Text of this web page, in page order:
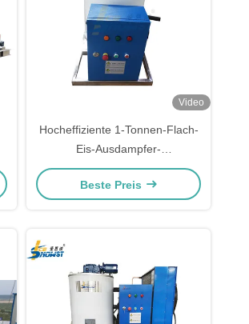
Video
Hocheffiziente 1-Tonnen-Flach-
Eis-Ausdampfer-
Wassergekühlte kommerzielle
Eismaschine
Beste Preis